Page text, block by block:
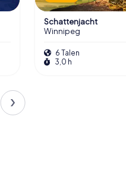
Schattenjacht
Winnipeg
6 Talen
3,0 h